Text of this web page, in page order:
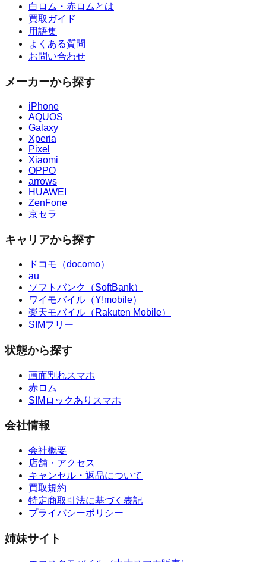
白ロム・赤ロムとは
買取ガイド
用語集
よくある質問
お問い合わせ
メーカーから探す
iPhone
AQUOS
Galaxy
Xperia
Pixel
Xiaomi
OPPO
arrows
HUAWEI
ZenFone
京セラ
キャリアから探す
ドコモ（docomo）
au
ソフトバンク（SoftBank）
ワイモバイル（Y!mobile）
楽天モバイル（Rakuten Mobile）
SIMフリー
状態から探す
画面割れスマホ
赤ロム
SIMロックありスマホ
会社情報
会社概要
店舗・アクセス
キャンセル・返品について
買取規約
特定商取引法に基づく表記
プライバシーポリシー
姉妹サイト